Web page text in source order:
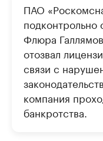
ПАО
Флюра
отозвал
связи с
компания
банкротства.